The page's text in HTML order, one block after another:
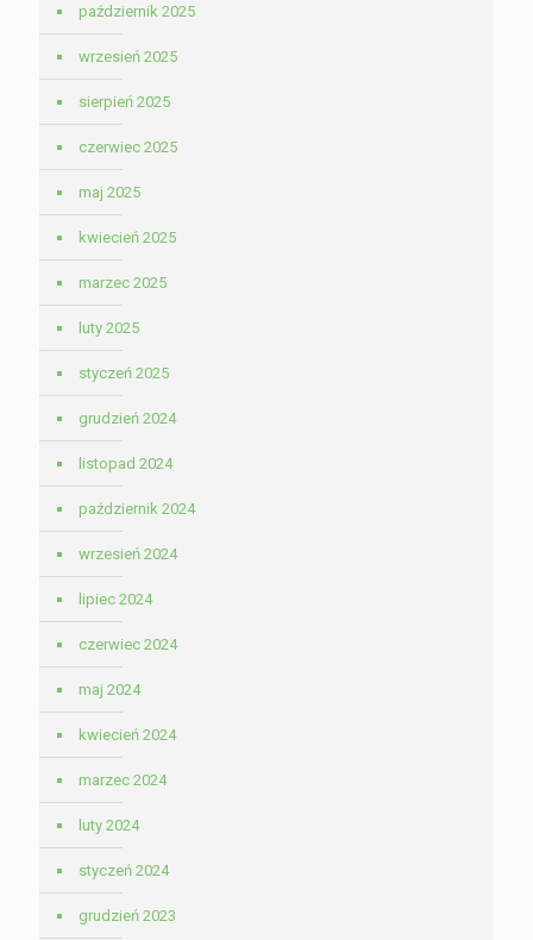
październik 2025
wrzesień 2025
sierpień 2025
czerwiec 2025
maj 2025
kwiecień 2025
marzec 2025
luty 2025
styczeń 2025
grudzień 2024
listopad 2024
październik 2024
wrzesień 2024
lipiec 2024
czerwiec 2024
maj 2024
kwiecień 2024
marzec 2024
luty 2024
styczeń 2024
grudzień 2023